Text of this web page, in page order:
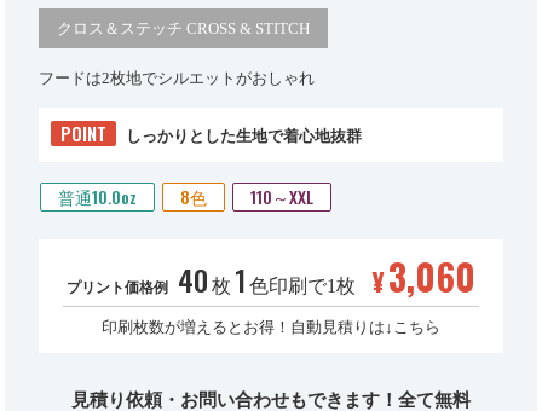
クロス＆ステッチ CROSS & STITCH
フードは2枚地でシルエットがおしゃれ
POINT しっかりとした生地で着心地抜群
普通10.0oz 8色 110～XXL
プリント価格例 40 枚 1 色印刷で1枚 ¥3,060
印刷枚数が増えるとお得！自動見積りは↓こちら
見積り依頼・お問い合わせもできます！全て無料